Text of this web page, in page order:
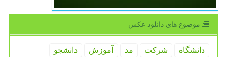
موضوع های دانلود عكس
دانشگاه شركت مد آموزش
دانشجو